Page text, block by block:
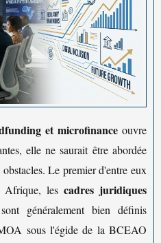
et microfinance ouvre
elle ne saurait être abordée
Le premier d'entre eux
Afrique, lescadres juridiques
sont généralement bien définis
sous l'égide de la BCEAO